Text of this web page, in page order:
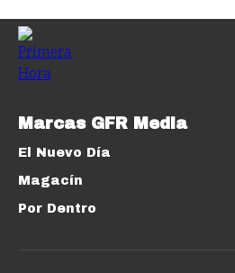
Marcas GFR Media
El Nuevo Día
Magacín
Por Dentro